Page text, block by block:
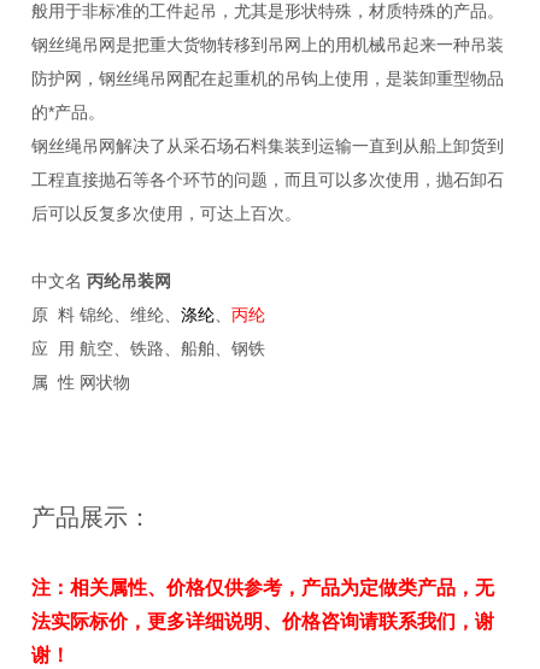
般用于非标准的工件起吊，尤其是形状特殊，材质特殊的产品。
钢丝绳吊网是把重大货物转移到吊网上的用机械吊起来一种吊装
防护网，钢丝绳吊网配在起重机的吊钩上使用，是装卸重型物品
的*产品。
钢丝绳吊网解决了从采石场石料集装到运输一直到从船上卸货到
工程直接抛石等各个环节的问题，而且可以多次使用，抛石卸石
后可以反复多次使用，可达上百次。
中文名丙纶吊装网
原 料 锦纶、维纶、涤纶、丙纶
应 用 航空、铁路、船舶、钢铁
属 性 网状物
产品展示：
注：相关属性、价格仅供参考，产品为定做类产品，无
法实际标价，更多详细说明、价格咨询请联系我们，谢
谢！